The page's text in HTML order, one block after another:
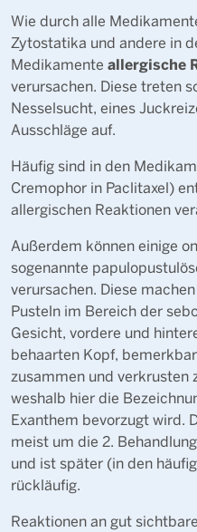
Wie durch alle
Zytostatika und andere in
Medikamente allergische
verursachen. Diese treten
Nesselsucht, eines
Ausschläge auf.
Häufig sind in den
Cremophor in Paclitaxel)
allergischen Reaktionen
Außerdem können einige
sogenannte
verursachen. Diese
Pusteln im Bereich der
Gesicht, vordere und
behaarten Kopf,
zusammen und verkrusten
weshalb hier die
Exanthem bevorzugt wird.
meist um die 2.
und ist später (in den
rückläufig.
Reaktionen an gut